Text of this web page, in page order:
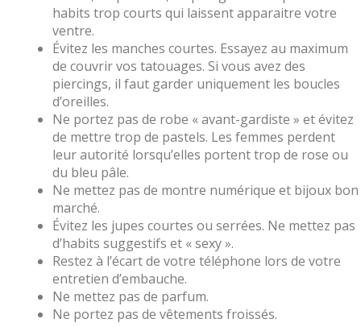
habits trop courts qui laissent apparaitre votre
ventre.
Évitez les manches courtes. Essayez au maximum
de couvrir vos tatouages. Si vous avez des
piercings, il faut garder uniquement les boucles
d’oreilles.
Ne portez pas de robe « avant-gardiste » et évitez
de mettre trop de pastels. Les femmes perdent
leur autorité lorsqu’elles portent trop de rose ou
du bleu pâle.
Ne mettez pas de montre numérique et bijoux bon
marché.
Évitez les jupes courtes ou serrées. Ne mettez pas
d’habits suggestifs et « sexy ».
Restez à l’écart de votre téléphone lors de votre
entretien d’embauche.
Ne mettez pas de parfum.
Ne portez pas de vêtements froissés.